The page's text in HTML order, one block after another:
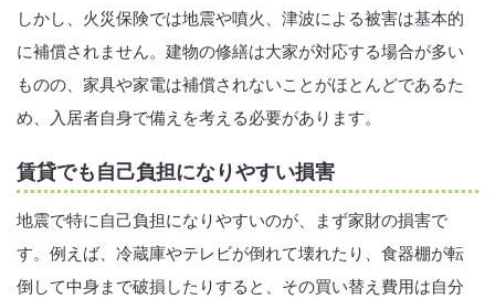
しかし、火災保険では地震や噴火、津波による被害は基本的
に補償されません。建物の修繕は大家が対応する場合が多い
ものの、家具や家電は補償されないことがほとんどであるた
め、入居者自身で備えを考える必要があります。
賃貸でも自己負担になりやすい損害
地震で特に自己負担になりやすいのが、まず家財の損害で
す。例えば、冷蔵庫やテレビが倒れて壊れたり、食器棚が転
倒して中身まで破損したりすると、その買い替え費用は自分